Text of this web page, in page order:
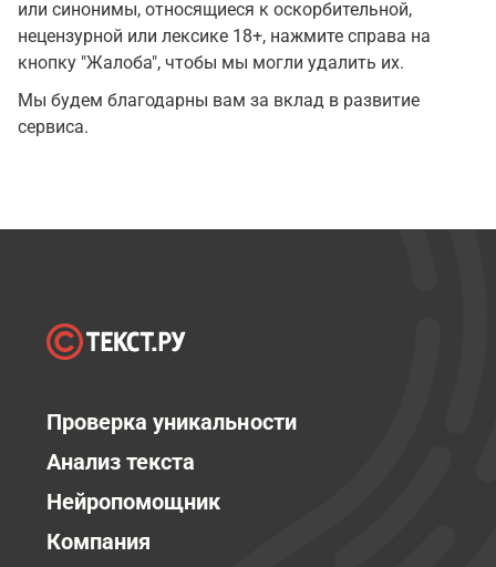
или синонимы, относящиеся к оскорбительной,
нецензурной или лексике 18+, нажмите справа на
кнопку "Жалоба", чтобы мы могли удалить их.
Мы будем благодарны вам за вклад в развитие
сервиса.
Проверка уникальности
Анализ текста
Нейропомощник
Компания